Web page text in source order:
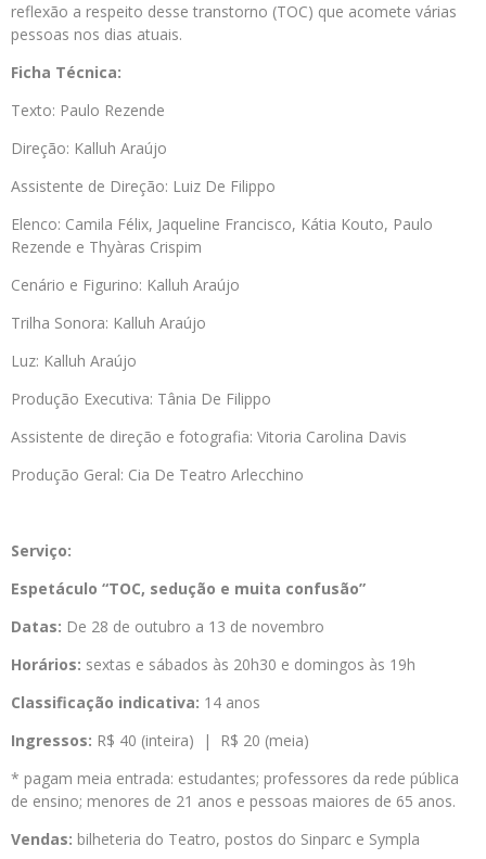
reflexão a respeito desse transtorno (TOC) que acomete várias
pessoas nos dias atuais.
Ficha Técnica:
Texto: Paulo Rezende
Direção: Kalluh Araújo
Assistente de Direção: Luiz De Filippo
Elenco: Camila Félix, Jaqueline Francisco, Kátia Kouto, Paulo
Rezende e Thyàras Crispim
Cenário e Figurino: Kalluh Araújo
Trilha Sonora: Kalluh Araújo
Luz: Kalluh Araújo
Produção Executiva: Tânia De Filippo
Assistente de direção e fotografia: Vitoria Carolina Davis
Produção Geral: Cia De Teatro Arlecchino
Serviço:
Espetáculo “TOC, sedução e muita confusão”
Datas: De 28 de outubro a 13 de novembro
Horários: sextas e sábados às 20h30 e domingos às 19h
Classificação indicativa: 14 anos
Ingressos: R$ 40 (inteira) | R$ 20 (meia)
* pagam meia entrada: estudantes; professores da rede pública
de ensino; menores de 21 anos e pessoas maiores de 65 anos.
Vendas: bilheteria do Teatro, postos do Sinparc e Sympla